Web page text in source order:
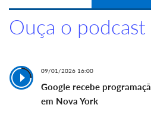
Ouça o podcast
09/01/2026 16:00
Google recebe
em Nova York